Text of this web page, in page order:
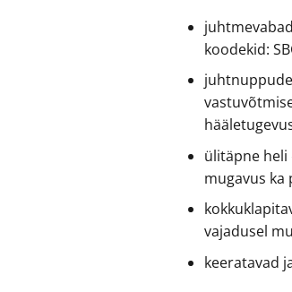
koodekid:
ülitäpne heli
mugavus ka
vajadusel
keeratavad